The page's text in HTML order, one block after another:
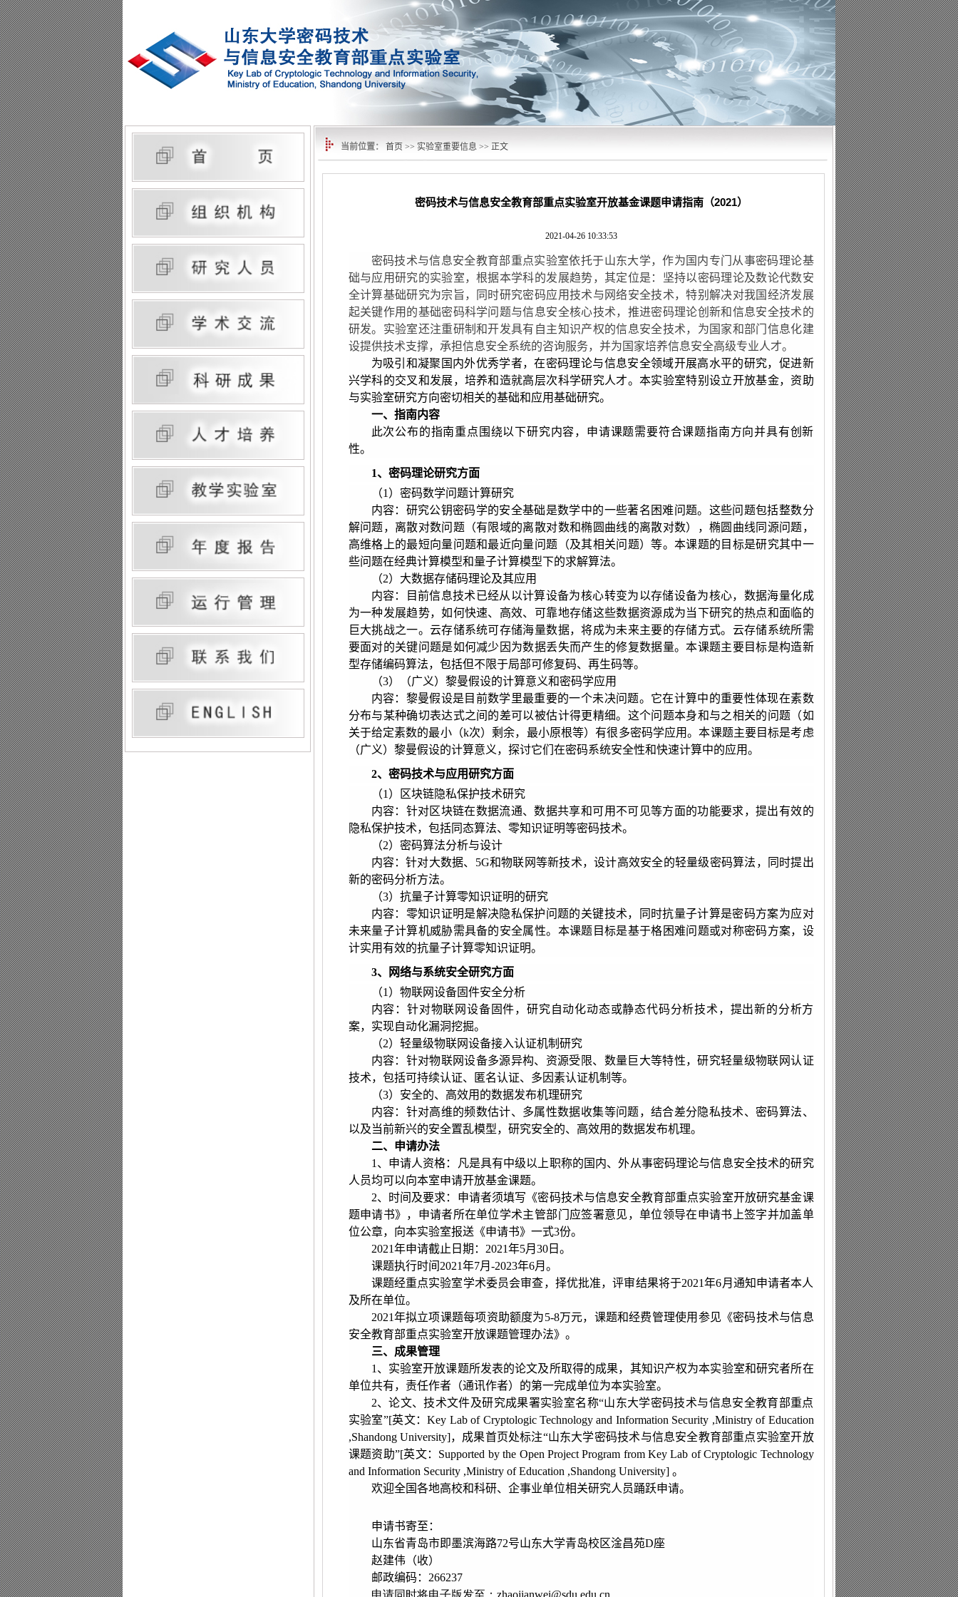
当前位置： 首页 >> 实验室重要信息 >> 正文
密码技术与信息安全教育部重点实验室开放基金课题申请指南（2021）
2021-04-26 10:33:53
密码技术与信息安全教育部重点实验室依托于山东大学，作为国内专门从事密码理论基
础与应用研究的实验室，根据本学科的发展趋势，其定位是：坚持以密码理论及数论代数安
全计算基础研究为宗旨，同时研究密码应用技术与网络安全技术，特别解决对我国经济发展
起关键作用的基础密码科学问题与信息安全核心技术，推进密码理论创新和信息安全技术的
研发。实验室还注重研制和开发具有自主知识产权的信息安全技术，为国家和部门信息化建
设提供技术支撑，承担信息安全系统的咨询服务，并为国家培养信息安全高级专业人才。
为吸引和凝聚国内外优秀学者，在密码理论与信息安全领域开展高水平的研究，促进新
兴学科的交叉和发展，培养和造就高层次科学研究人才。本实验室特别设立开放基金，资助
与实验室研究方向密切相关的基础和应用基础研究。
一、指南内容
此次公布的指南重点围绕以下研究内容，申请课题需要符合课题指南方向并具有创新
性。
1、密码理论研究方面
（1）密码数学问题计算研究
内容：研究公钥密码学的安全基础是数学中的一些著名困难问题。这些问题包括整数分
解问题，离散对数问题（有限域的离散对数和椭圆曲线的离散对数），椭圆曲线同源问题，
高维格上的最短向量问题和最近向量问题（及其相关问题）等。本课题的目标是研究其中一
些问题在经典计算模型和量子计算模型下的求解算法。
（2）大数据存储码理论及其应用
内容：目前信息技术已经从以计算设备为核心转变为以存储设备为核心，数据海量化成
为一种发展趋势，如何快速、高效、可靠地存储这些数据资源成为当下研究的热点和面临的
巨大挑战之一。云存储系统可存储海量数据，将成为未来主要的存储方式。云存储系统所需
要面对的关键问题是如何减少因为数据丢失而产生的修复数据量。本课题主要目标是构造新
型存储编码算法，包括但不限于局部可修复码、再生码等。
（3）（广义）黎曼假设的计算意义和密码学应用
内容：黎曼假设是目前数学里最重要的一个未决问题。它在计算中的重要性体现在素数
分布与某种确切表达式之间的差可以被估计得更精细。这个问题本身和与之相关的问题（如
关于给定素数的最小（k次）剩余，最小原根等）有很多密码学应用。本课题主要目标是考虑
（广义）黎曼假设的计算意义，探讨它们在密码系统安全性和快速计算中的应用。
2、密码技术与应用研究方面
（1）区块链隐私保护技术研究
内容：针对区块链在数据流通、数据共享和可用不可见等方面的功能要求，提出有效的
隐私保护技术，包括同态算法、零知识证明等密码技术。
（2）密码算法分析与设计
内容：针对大数据、5G和物联网等新技术，设计高效安全的轻量级密码算法，同时提出
新的密码分析方法。
（3）抗量子计算零知识证明的研究
内容：零知识证明是解决隐私保护问题的关键技术，同时抗量子计算是密码方案为应对
未来量子计算机威胁需具备的安全属性。本课题目标是基于格困难问题或对称密码方案，设
计实用有效的抗量子计算零知识证明。
3、网络与系统安全研究方面
（1）物联网设备固件安全分析
内容：针对物联网设备固件，研究自动化动态或静态代码分析技术，提出新的分析方
案，实现自动化漏洞挖掘。
（2）轻量级物联网设备接入认证机制研究
内容：针对物联网设备多源异构、资源受限、数量巨大等特性，研究轻量级物联网认证
技术，包括可持续认证、匿名认证、多因素认证机制等。
（3）安全的、高效用的数据发布机理研究
内容：针对高维的频数估计、多属性数据收集等问题，结合差分隐私技术、密码算法、
以及当前新兴的安全置乱模型，研究安全的、高效用的数据发布机理。
二、申请办法
1、申请人资格：凡是具有中级以上职称的国内、外从事密码理论与信息安全技术的研究
人员均可以向本室申请开放基金课题。
2、时间及要求：申请者须填写《密码技术与信息安全教育部重点实验室开放研究基金课
题申请书》，申请者所在单位学术主管部门应签署意见，单位领导在申请书上签字并加盖单
位公章，向本实验室报送《申请书》一式3份。
2021年申请截止日期：2021年5月30日。
课题执行时间2021年7月-2023年6月。
课题经重点实验室学术委员会审查，择优批准，评审结果将于2021年6月通知申请者本人
及所在单位。
2021年拟立项课题每项资助额度为5-8万元，课题和经费管理使用参见《密码技术与信息
安全教育部重点实验室开放课题管理办法》。
三、成果管理
1、实验室开放课题所发表的论文及所取得的成果，其知识产权为本实验室和研究者所在
单位共有，责任作者（通讯作者）的第一完成单位为本实验室。
2、论文、技术文件及研究成果署实验室名称“山东大学密码技术与信息安全教育部重点
实验室”[英文：Key Lab of Cryptologic Technology and Information Security ,Ministry of Education
,Shandong University]，成果首页处标注“山东大学密码技术与信息安全教育部重点实验室开放
课题资助”[英文： Supported by the Open Project Program from Key Lab of Cryptologic Technology
and Information Security ,Ministry of Education ,Shandong University] 。
欢迎全国各地高校和科研、企事业单位相关研究人员踊跃申请。
申请书寄至：
山东省青岛市即墨滨海路72号山东大学青岛校区淦昌苑D座
赵建伟（收）
邮政编码：266237
申请同时将电子版发至： zhaojianwei@sdu.edu.cn